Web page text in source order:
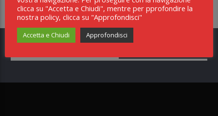
TI POTREBBE INTERESSARE ANCHE
clicca su "Accetta e Chiudi", mentre per pprofondire la
nostra policy, clicca su "Approfondisci"
Accetta e Chiudi Approfondisci